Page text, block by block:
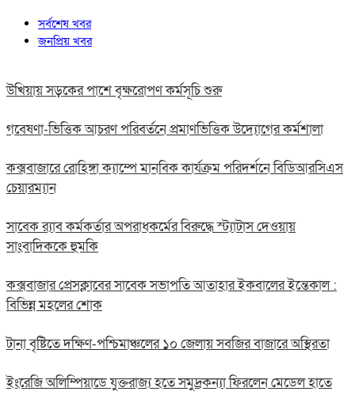
সর্বশেষ খবর
জনপ্রিয় খবর
উখিয়ায় সড়কের পাশে বৃক্ষরোপণ কর্মসূচি শুরু
গবেষণা-ভিত্তিক আচরণ পরিবর্তনে প্রমাণভিত্তিক উদ্যোগের কর্মশালা
কক্সবাজারে রোহিঙ্গা ক্যাম্পে মানবিক কার্যক্রম পরিদর্শনে বিডিআরসিএস
চেয়ারম্যান
সাবেক র‍্যাব কর্মকর্তার অপরাধকর্মের বিরুদ্ধে স্ট্যাটাস দেওয়ায়
সাংবাদিককে হুমকি
কক্সবাজার প্রেসক্লাবের সাবেক সভাপতি আতাহার ইকবালের ইন্তেকাল :
বিভিন্ন মহলের শোক
টানা বৃষ্টিতে দক্ষিণ-পশ্চিমাঞ্চলের ১০ জেলায় সবজির বাজারে অস্থিরতা
ইংরেজি অলিম্পিয়াডে যুক্তরাজ্য হতে সমুদ্রকন্যা ফিরলেন মেডেল হাতে